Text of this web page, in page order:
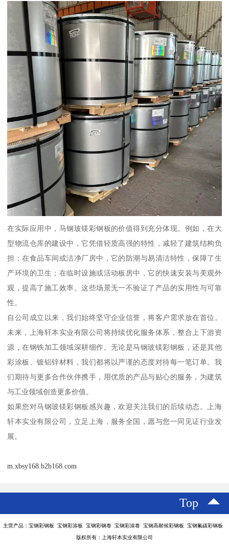
在实际应用中，马钢玻镁彩钢板的价值得到充分体现。例如，在大
型物流仓库的建设中，它凭借轻质高强的特性，减轻了建筑结构负
担；在食品车间或洁净厂房中，它的防潮与易清洁特性，保障了生
产环境的卫生；在临时设施或活动板房中，它的快速安装与美观外
观，提高了施工效率。这些场景无一不验证了产品的实用性与可靠
性。
自公司成立以来，我们始终坚守企业信誉，将客户需求放在首位。
未来，上海轩本实业有限公司将持续优化服务体系，整合上下游资
源，在钢铁加工领域深耕细作。无论是马钢玻镁彩钢板，还是其他
彩涂板、镀铝锌材料，我们都将以严谨的态度对待每一笔订单。我
们期待与更多合作伙伴携手，用优质的产品与贴心的服务，为建筑
与工业领域创造更多价值。
如果您对马钢玻镁彩钢板感兴趣，欢迎关注我们的后续动态。上海
轩本实业有限公司，立足上海，服务全国，愿与您一同见证行业发
展。
m.xbsy168.b2b168.com
Top
主营产品：宝钢彩钢板 宝钢彩涂板 宝钢彩钢卷 宝钢彩涂卷 宝钢高耐候彩钢板 宝钢氟碳彩钢板
版权所有：上海轩本实业有限公司